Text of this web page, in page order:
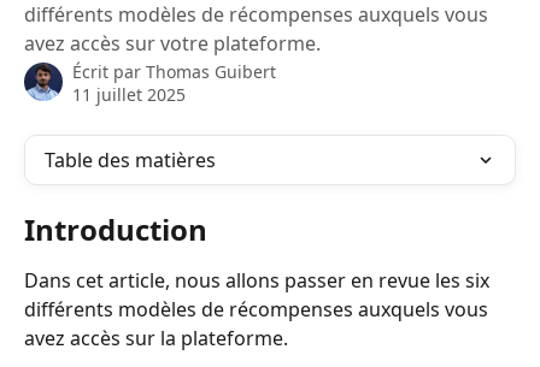
différents modèles de récompenses auxquels vous
avez accès sur votre plateforme.
Écrit par Thomas Guibert
11 juillet 2025
Table des matières
Introduction
Dans cet article, nous allons passer en revue les six
différents modèles de récompenses auxquels vous
avez accès sur la plateforme.